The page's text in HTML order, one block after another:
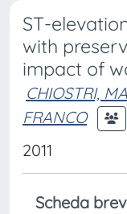
ST-
with
impact of
CHIOSTRI,
FRANCO
2011
Scheda